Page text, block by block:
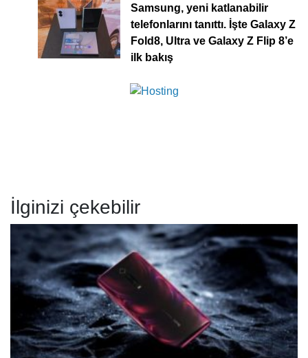
Samsung, yeni katlanabilir
telefonlarını tanıttı. İşte Galaxy Z
Fold8, Ultra ve Galaxy Z Flip 8’e
ilk bakış
İlginizi çekebilir